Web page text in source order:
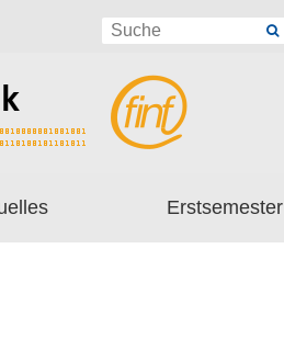
Erstsemester